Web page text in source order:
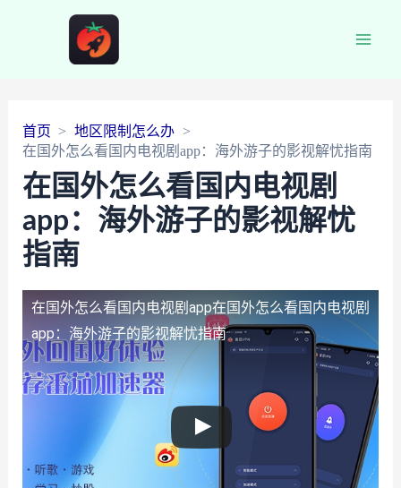
首页
地区限制怎么办
在国外怎么看国内电视剧app：海外游子的影视解忧指南
在国外怎么看国内电视剧
app：海外游子的影视解忧
指南
在国外怎么看国内电视剧app在国外怎么看国内电视剧
app：海外游子的影视解忧指南